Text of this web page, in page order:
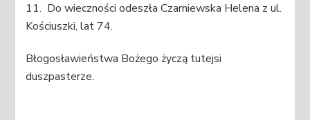
11. Do wieczności odeszła Czarniewska Helena z ul.
Kościuszki, lat 74.
Błogosławieństwa Bożego życzą tutejsi
duszpasterze.